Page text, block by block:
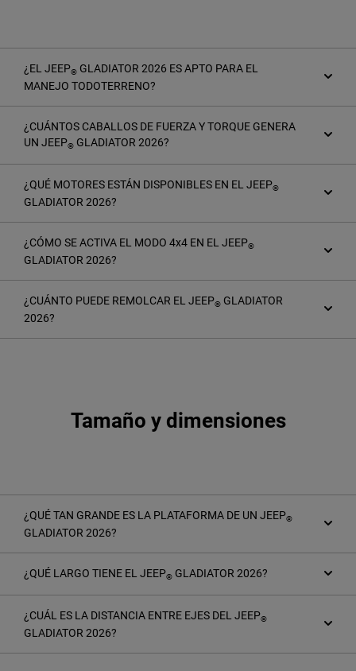
¿EL JEEP® GLADIATOR 2026 ES APTO PARA EL
MANEJO TODOTERRENO?
¿CUÁNTOS CABALLOS DE FUERZA Y TORQUE GENERA
UN JEEP® GLADIATOR 2026?
¿QUÉ MOTORES ESTÁN DISPONIBLES EN EL JEEP®
GLADIATOR 2026?
¿CÓMO SE ACTIVA EL MODO 4x4 EN EL JEEP®
GLADIATOR 2026?
¿CUÁNTO PUEDE REMOLCAR EL JEEP® GLADIATOR
2026?
Tamaño y dimensiones
¿QUÉ TAN GRANDE ES LA PLATAFORMA DE UN JEEP®
GLADIATOR 2026?
¿QUÉ LARGO TIENE EL JEEP® GLADIATOR 2026?
¿CUÁL ES LA DISTANCIA ENTRE EJES DEL JEEP®
GLADIATOR 2026?